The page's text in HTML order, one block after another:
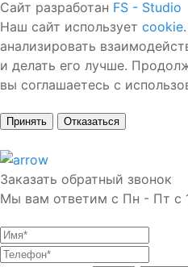
Сайт разработан FS - Studio
Наш сайт использует cookie
анализировать
и делать его лучше.
вы соглашаетесь с
Принять Отказаться
Заказать обратный звонок
Мы вам ответим с Пн - Пт с